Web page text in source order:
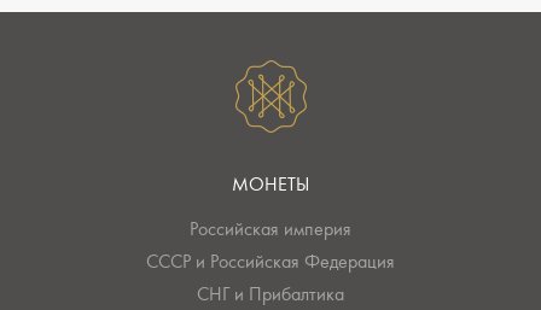
МОНЕТЫ
Российская империя
СССР и Российская Федерация
СНГ и Прибалтика